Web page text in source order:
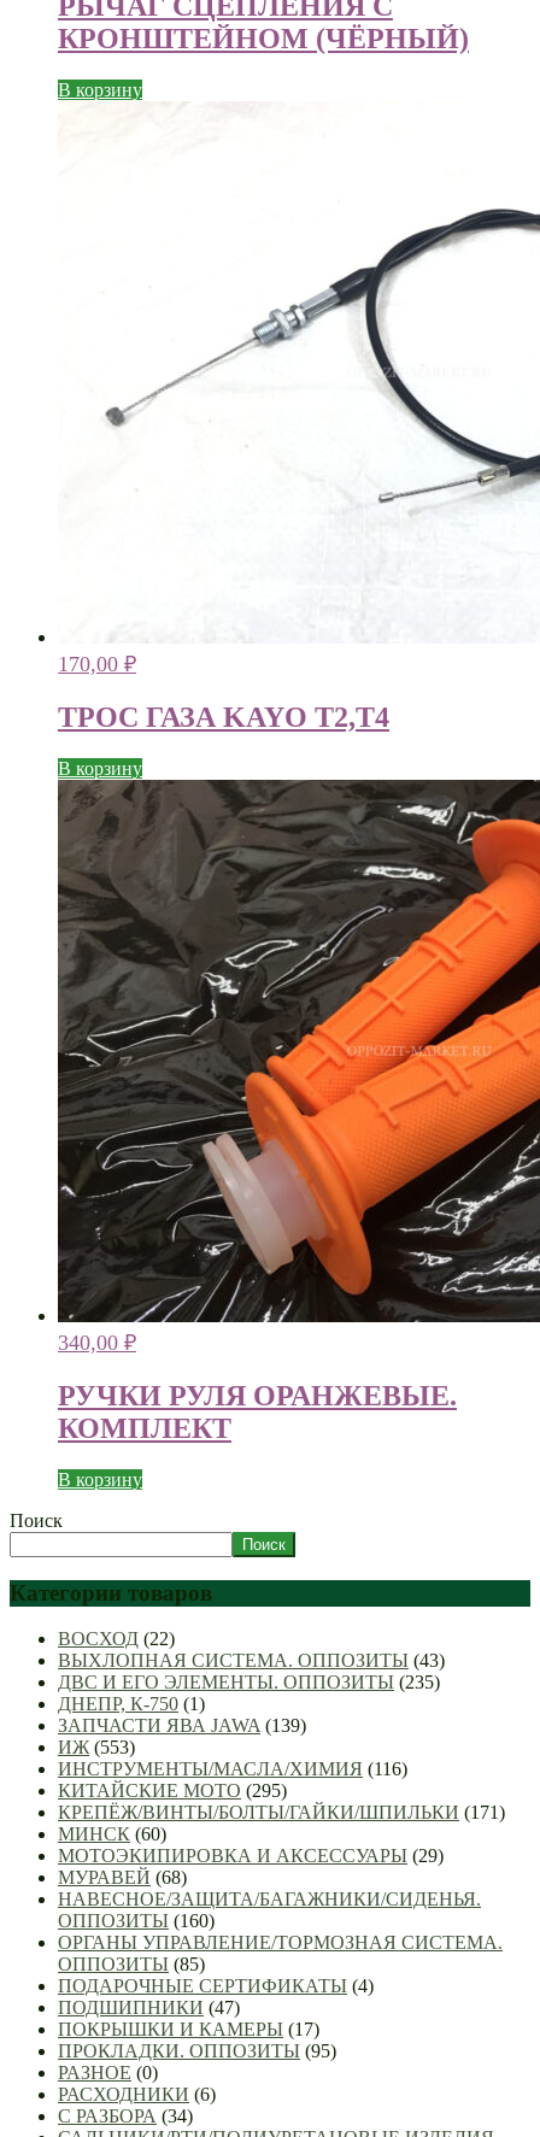
РЫЧАГ СЦЕПЛЕНИЯ С
КРОНШТЕЙНОМ (ЧЁРНЫЙ)
В корзину
170,00 ₽
ТРОС ГАЗА KAYO T2,T4
В корзину
340,00 ₽
РУЧКИ РУЛЯ ОРАНЖЕВЫЕ.
КОМПЛЕКТ
В корзину
Поиск
Поиск
Категории товаров
ВОСХОД (22)
ВЫХЛОПНАЯ СИСТЕМА. ОППОЗИТЫ (43)
ДВС И ЕГО ЭЛЕМЕНТЫ. ОППОЗИТЫ (235)
ДНЕПР, К-750 (1)
ЗАПЧАСТИ ЯВА JAWA (139)
ИЖ (553)
ИНСТРУМЕНТЫ/МАСЛА/ХИМИЯ (116)
КИТАЙСКИЕ МОТО (295)
КРЕПЁЖ/ВИНТЫ/БОЛТЫ/ГАЙКИ/ШПИЛЬКИ (171)
МИНСК (60)
МОТОЭКИПИРОВКА И АКСЕССУАРЫ (29)
МУРАВЕЙ (68)
НАВЕСНОЕ/ЗАЩИТА/БАГАЖНИКИ/СИДЕНЬЯ.
ОППОЗИТЫ (160)
ОРГАНЫ УПРАВЛЕНИЕ/ТОРМОЗНАЯ СИСТЕМА.
ОППОЗИТЫ (85)
ПОДАРОЧНЫЕ СЕРТИФИКАТЫ (4)
ПОДШИПНИКИ (47)
ПОКРЫШКИ И КАМЕРЫ (17)
ПРОКЛАДКИ. ОППОЗИТЫ (95)
РАЗНОЕ (0)
РАСХОДНИКИ (6)
С РАЗБОРА (34)